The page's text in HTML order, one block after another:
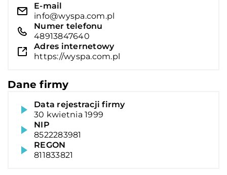
E-mail
info@wyspa.com.pl
Numer telefonu
48913847640
Adres internetowy
https://wyspa.com.pl
Dane firmy
Data rejestracji firmy
30 kwietnia 1999
NIP
8522283981
REGON
811833821